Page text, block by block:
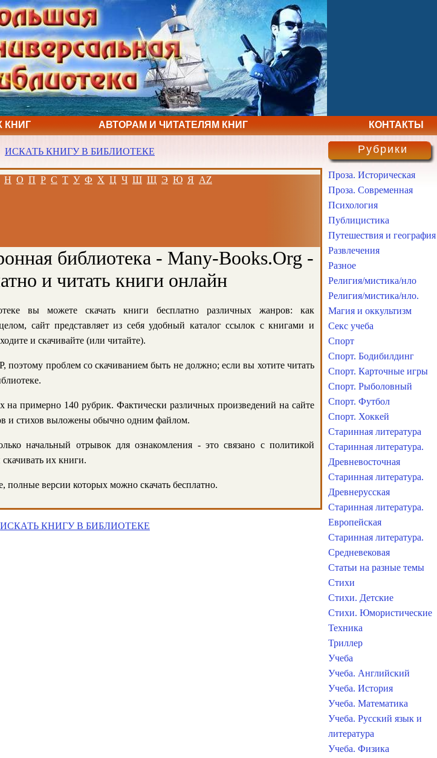
КНИГ АВТОРАМ И ЧИТАТЕЛЯМ КНИГ КОНТАКТЫ
ИСКАТЬ КНИГУ В БИБЛИОТЕКЕ
Н О П Р С Т У Ф Х Ц Ч Ш Щ Э Ю Я AZ
библиотека - Many-Books.Org -
и читать книги онлайн
вы можете скачать книги бесплатно различных жанров: как
сайт представляет из себя удобный каталог ссылок с книгами и
и скачивайте (или читайте).
поэтому проблем со скачиванием быть не должно; если вы хотите читать
примерно 140 рубрик. Фактически различных произведений на сайте
и стихов выложены обычно одним файлом.
начальный отрывок для ознакомления - это связано с политикой
их книги.
версии которых можно скачать бесплатно.
ИСКАТЬ КНИГУ В БИБЛИОТЕКЕ
Рубрики
Проза. Историческая
Проза. Современная
Психология
Публицистика
Путешествия и география
Развлечения
Разное
Религия/мистика/нло
Религия/мистика/нло.
Магия и оккультизм
Секс учеба
Спорт
Спорт. Бодибилдинг
Спорт. Карточные игры
Спорт. Рыболовный
Спорт. Футбол
Спорт. Хоккей
Старинная литература
Старинная литература.
Древневосточная
Старинная литература.
Древнерусская
Старинная литература.
Европейская
Старинная литература.
Средневековая
Статьи на разные темы
Стихи
Стихи. Детские
Стихи. Юмористические
Техника
Триллер
Учеба
Учеба. Английский
Учеба. История
Учеба. Математика
Учеба. Русский язык и
литература
Учеба. Физика